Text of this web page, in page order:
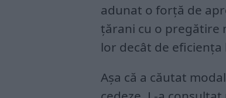
adunat o forță de
țărani cu o pregătire
lor decât de
Așa că a căutat